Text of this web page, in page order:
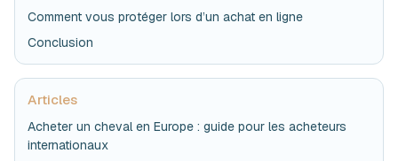
Comment vous protéger lors d’un achat en ligne
Conclusion
Articles
Acheter un cheval en Europe : guide pour les acheteurs
internationaux